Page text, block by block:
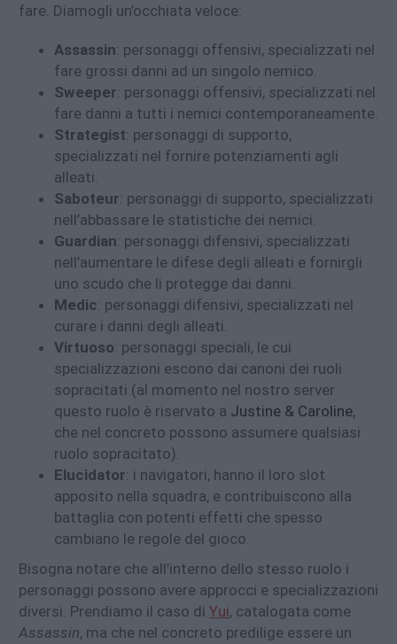
fare. Diamogli un’occhiata veloce:
Assassin: personaggi offensivi, specializzati nel
fare grossi danni ad un singolo nemico.
Sweeper: personaggi offensivi, specializzati nel
fare danni a tutti i nemici contemporaneamente.
Strategist: personaggi di supporto,
specializzati nel fornire potenziamenti agli
alleati.
Saboteur: personaggi di supporto, specializzati
nell’abbassare le statistiche dei nemici.
Guardian: personaggi difensivi, specializzati
nell’aumentare le difese degli alleati e fornirgli
uno scudo che li protegge dai danni.
Medic: personaggi difensivi, specializzati nel
curare i danni degli alleati.
Virtuoso: personaggi speciali, le cui
specializzazioni escono dai canoni dei ruoli
sopracitati (al momento nel nostro server
questo ruolo è riservato a Justine & Caroline,
che nel concreto possono assumere qualsiasi
ruolo sopracitato).
Elucidator: i navigatori, hanno il loro slot
apposito nella squadra, e contribuiscono alla
battaglia con potenti effetti che spesso
cambiano le regole del gioco.
Bisogna notare che all’interno dello stesso ruolo i
personaggi possono avere approcci e specializzazioni
diversi. Prendiamo il caso di Yui, catalogata come
Assassin, ma che nel concreto predilige essere un